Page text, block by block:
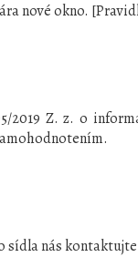
nové okno.
Z. z. o
nás